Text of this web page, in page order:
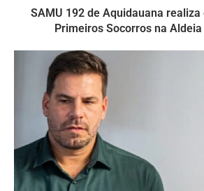
SAMU 192 de Aquidauana
Primeiros Socorros na